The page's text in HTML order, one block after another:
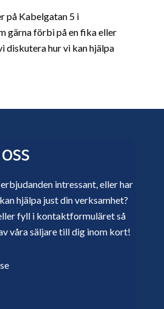
på Kabelgatan 5 i
gärna förbi på en fika eller
diskutera hur vi kan hjälpa
intressant, eller har
hjälpa just din verksamhet?
fyll i kontaktformuläret så
våra säljare till dig inom kort!